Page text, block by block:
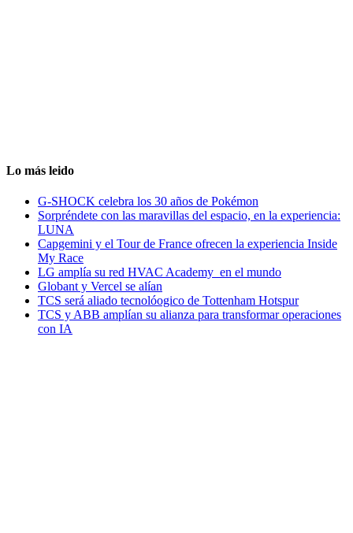
Lo más leido
G-SHOCK celebra los 30 años de Pokémon
Sorpréndete con las maravillas del espacio, en la experiencia:
LUNA
Capgemini y el Tour de France ofrecen la experiencia Inside
My Race
LG amplía su red HVAC Academy en el mundo
Globant y Vercel se alían
TCS será aliado tecnolóogico de Tottenham Hotspur
TCS y ABB amplían su alianza para transformar operaciones
con IA